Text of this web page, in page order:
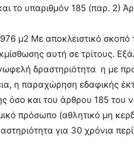
το υπαριθμόν 185 (παρ.
μ2 Με αποκλειστικό
αυτή σε τρίτους.
δραστηριότητα η με
η παραχώρηση εδαφικής
όσο και του άρθρου 185 του
πρόσωπο (αθλητικό μη
για 30 χρόνια